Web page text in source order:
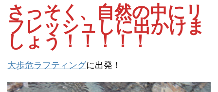
さっそく、自然の中にリ
フレッシュしに出かけま
しょう！！！！！
大歩危ラフティングに出発！